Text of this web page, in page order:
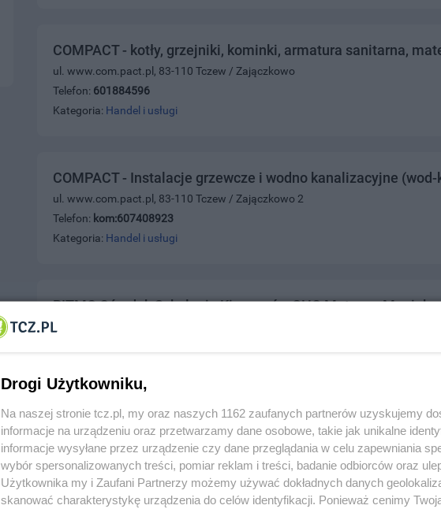
COMPACT - kotły, grzejniki, kominki, armatura sanitarna,
ul. www.com.pact.pl, 83-110 Tczew / Zajączkowo
Telefon: 601884596
Kategoria: Handel i usługi
COMPACT - Instalacje grzewcze i wodno kanalizacyjne (wod-
ul. www.com.pact.pl, 83-110 Tczew / Zajączkowo 2
Telefon: kom:607408923
Kategoria: Handel i usługi
RITMO Ośrodek Szkolenia Kierowców CHQ Mateusz Maniuk
ul. Al. Solidarności 19 (biurowiec przy Hotelu Carina - II piętro), 83-110 Tczew
Timber - Marek Kugler i Tomasz Szostek S.C.
ul. Wyzwolenia 1, 83-110 Tczew
Telefon:0508348454
Kategoria:
Handel i usługi
Drogi Użytkowniku,
Na naszej stronie tcz.pl, my oraz naszych 1162 zaufanych partnerów uzyskujemy
informacje na urządzeniu oraz przetwarzamy dane osobowe, takie jak unikalne
informacje wysyłane przez urządzenie czy dane przeglądania w celu zapewniania
wybór spersonalizowanych treści, pomiar reklam i treści, badanie odbiorców oraz
Użytkownika my i Zaufani Partnerzy możemy używać dokładnych danych
skanować charakterystykę urządzenia do celów identyfikacji. Ponieważ cenimy